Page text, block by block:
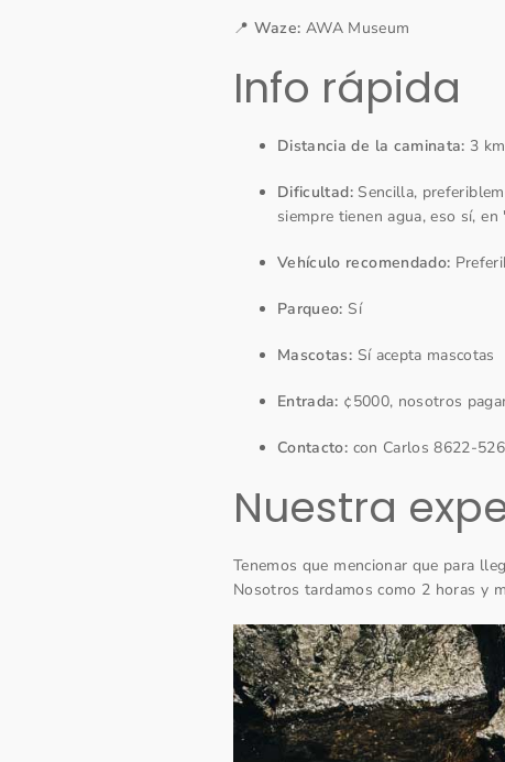
📍 Waze: AWA Museum
Info rápida
Distancia de la caminata: 3
Dificultad:Sencilla,
siempre tienen agua, eso sí,
Vehículo recomendado:
Parqueo: Sí
Mascotas: Sí acepta mascotas
Entrada: ¢5000, nosotros
Contacto: con Carlos 8622-
Nuestra
Tenemos que mencionar que para
Nosotros tardamos como 2 horas y